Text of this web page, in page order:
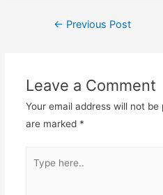
← Previous Post
Leave a Comment
Your email address will not be
are marked *